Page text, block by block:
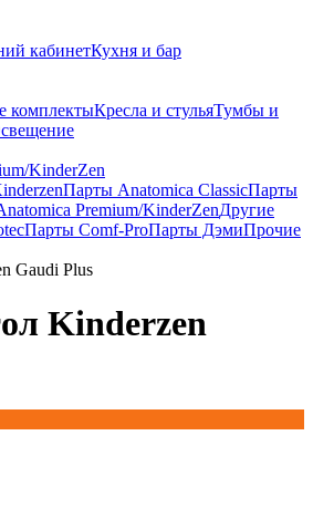
кабинетКухня и бар
комплектыКресла и стульяТумбы и
KinderZen
Парты Anatomica ClassicПарты
Premium/KinderZenДругие
Парты Comf-ProПарты ДэмиПрочие
Gaudi Plus
Kinderzen